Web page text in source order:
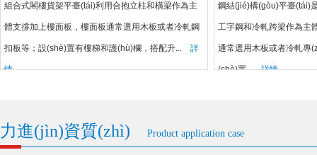
組合式閣樓貨架平臺(tái)利用合抱立柱和橫梁作為主
體支撐加上樓面板，樓面板通常選用木板或者冷軋鋼
扣板等；設(shè)置有樓梯和護(hù)欄，搭配升... 詳
情
鋼結(jié)構(gòu)平臺(tái)
工字鋼和冷軋跨梁作為主
通常選用木板或者冷軋專
(shè)置...詳情
力進(jìn)資質(zhì) Product application case